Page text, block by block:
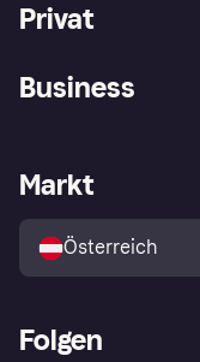
Privat
Shops entdecken
Business
Händlerportal
Markt
Österreich
Folgen